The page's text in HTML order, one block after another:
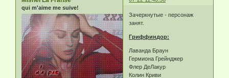
qui m'aime me suive!
Зачеркнутые - персонаж
занят.
Гриффиндор:
Лаванда Браун
Гермиона Грейнджер
Флер ДеЛакур
Колин Криви